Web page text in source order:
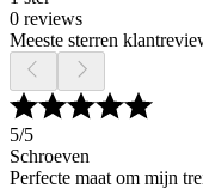
0 reviews
Meeste sterren
5/5
Schroeven
Perfecte maat om mijn